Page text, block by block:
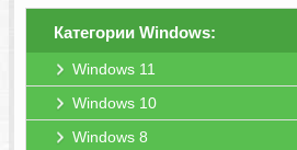
Категории Windows:
Windows 11
Windows 10
Windows 8